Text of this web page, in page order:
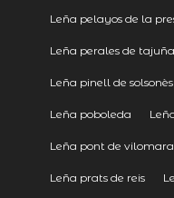
Leña pelayos de la
Leña perales de tajuña
Leña pinell de solsonès
Leña poboleda
Leña pont de
Leña prats de reis